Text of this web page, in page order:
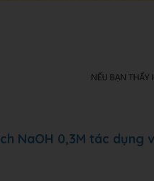
NaOH 0,3M tác dụng